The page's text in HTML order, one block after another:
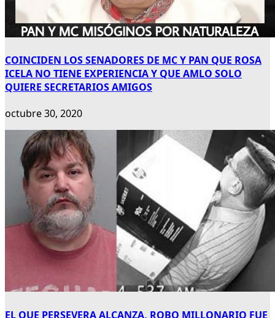
COINCIDEN LOS SENADORES DE MC Y PAN QUE ROSA
ICELA NO TIENE EXPERIENCIA Y QUE AMLO SOLO
QUIERE SECRETARIOS AMIGOS
octubre 30, 2020
EL QUE PERSEVERA ALCANZA, ROBO MILLONARIO FUE